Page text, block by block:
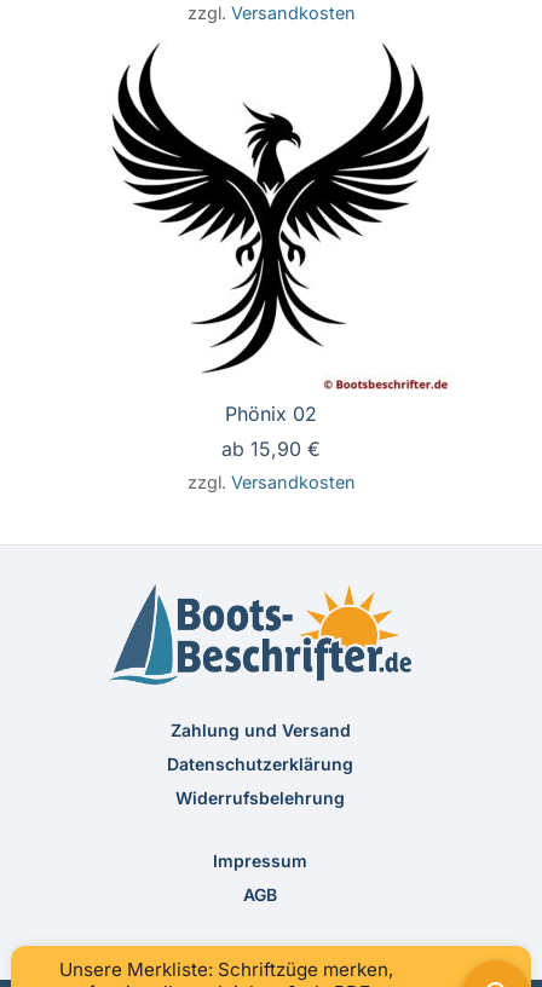
zzgl. Versandkosten
Phönix 02
ab 15,90 €
zzgl. Versandkosten
Zahlung und Versand
Datenschutzerklärung
Widerrufsbelehrung
Impressum
AGB
Unsere Merkliste: Schriftzüge merken,